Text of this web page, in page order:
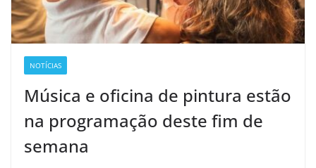
NOTÍCIAS
Música e oficina de pintura estão
na programação deste fim de
semana